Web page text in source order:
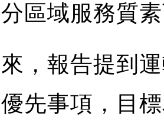
區域服務質
，報告提到
先事項，目